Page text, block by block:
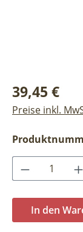
Regulärer Preis:
39,45 €
Preise inkl.
Produkt
In den